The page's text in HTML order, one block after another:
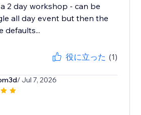
2 day workshop - can be
all day event but then the
defaults...
役に立った (1)
/ Jul 7, 2026